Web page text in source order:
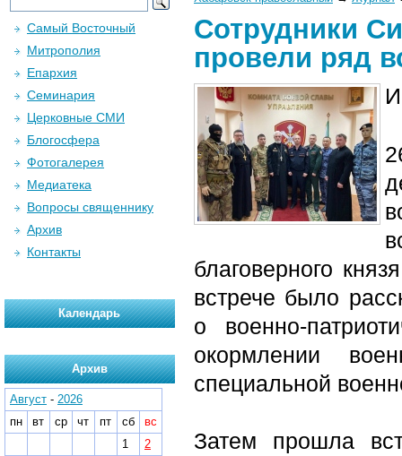
Сотрудники
провели ряд
благоверного
встрече было
о военно-
окормлении
специальной
Затем прошла
Самый Восточный
Митрополия
Епархия
Семинария
Церковные СМИ
Блогосфера
Фотогалерея
Медиатека
Вопросы священнику
Архив
Контакты
Календарь
Архив
Август - 2026
пн
вт ср чт пт сб
вс
1
2